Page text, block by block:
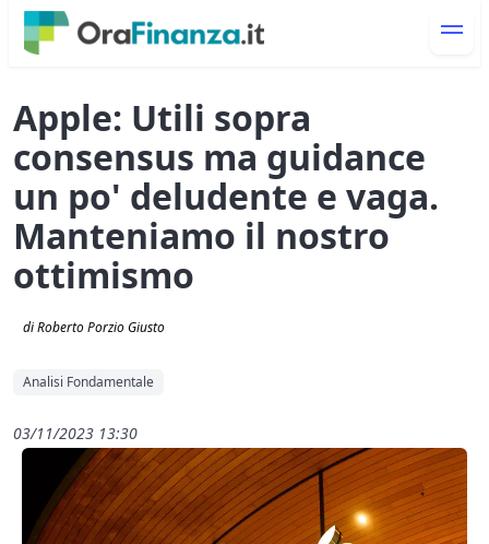
Apple: Utili sopra
consensus ma guidance
un po' deludente e vaga.
Manteniamo il nostro
ottimismo
di Roberto Porzio Giusto
Analisi Fondamentale
03/11/2023 13:30